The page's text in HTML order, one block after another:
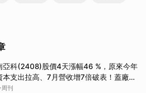
亞科(2408)股價4天漲幅46 %，原來今年
本支出拉高、7月營收增7倍破表！蓋廠買
備最新營運目標曝光
周刊